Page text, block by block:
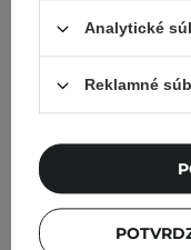
Medicube -
- Kolagénový
22,02 €
Analytické
Reklamné